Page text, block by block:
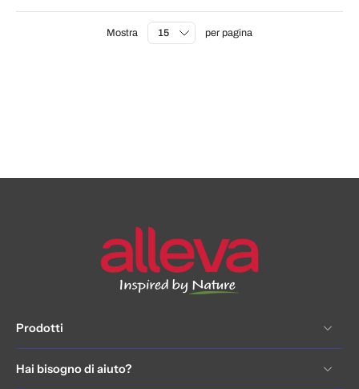
Mostra per pagina
Prodotti
Hai bisogno di aiuto?